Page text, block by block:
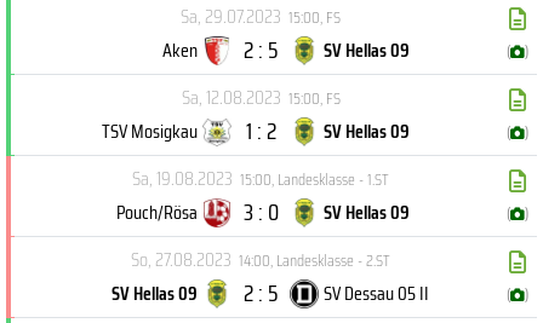
Sa, 29.07.2023 15:00,FS
Aken 2 : 5 SV Hellas 09 ( )
Sa, 12.08.2023 15:00,FS
TSV Mosigkau 1 : 2 SV Hellas 09 ( )
Sa, 19.08.2023 15:00,Landesklasse - 1.ST
Pouch/Rösa 3 : 0 SV Hellas 09 ( )
So, 27.08.2023 14:00,Landesklasse - 2.ST
SV Hellas 09 2 : 5 SV Dessau 05 II ( )